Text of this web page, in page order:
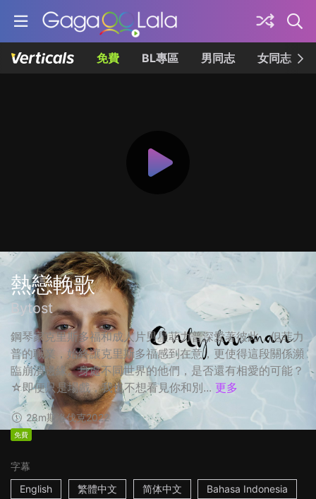
免費 BL專區 男同志 女同志
熱戀輓歌
Bytost
鋼琴家克里斯多福和成人片男星菲力普深愛著彼此，但菲力
普的職業，始終讓克里斯多福感到在意，更使得這段關係瀕
臨崩潰邊緣。身處不同世界的他們，是否還有相愛的可能？
☆即便只是場戲，我也不想看見你和別... 更多
28m斯洛伐克2022
免費
字幕
English
繁體中文 简体中文 Bahasa Indonesia